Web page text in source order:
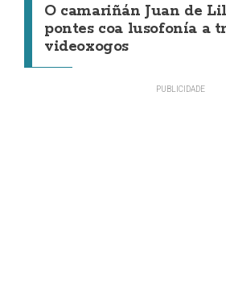
O camariñán Juan de
pontes coa lusofonía a
videoxogos